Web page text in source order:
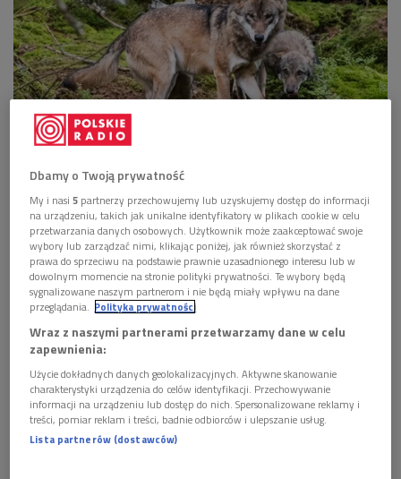
Zdjęcie ilustracyjne Foto: Vaclav Sebek/Shutterstock.com
POSŁUCHAJ
57:58
Mazurek słucha Bożeny i Jana Walencików. (Mazurek
słucha/Dwójka)
Oglądaj teraz
Dbamy o Twoją prywatność
My i nasi5 partnerzy przechowujemy lub uzyskujemy dostęp do informacji
na urządzeniu, takich jak unikalne identyfikatory w plikach cookie w celu
przetwarzania danych osobowych. Użytkownik może zaakceptować swoje
wybory lub zarządzać nimi, klikając poniżej, jak również skorzystać z
prawa do sprzeciwu na podstawie prawnie uzasadnionego interesu lub w
dowolnym momencie na stronie polityki prywatności. Te wybory będą
sygnalizowane naszym partnerom i nie będą miały wpływu na dane
przeglądania. Polityka prywatności
Wraz z naszymi partnerami przetwarzamy dane w celu
zapewnienia:
Użycie dokładnych danych geolokalizacyjnych. Aktywne skanowanie
charakterystyki urządzenia do celów identyfikacji. Przechowywanie
informacji na urządzeniu lub dostęp do nich. Spersonalizowane reklamy i
treści, pomiar reklam i treści, badnie odbiorców i ulepszanie usług.
Lista partnerów (dostawców)